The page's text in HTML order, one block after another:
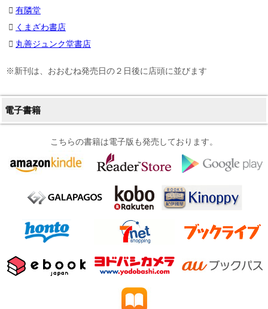
有隣堂
くまざわ書店
丸善ジュンク堂書店
※新刊は、おおむね発売日の２日後に店頭に並びます
電子書籍
こちらの書籍は電子版も発売しております。